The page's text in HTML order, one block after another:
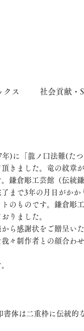
クス 社会貢献・
)に「龍ノ口法難(た
きました。竜の紋章
鎌倉彫工芸館（伝統
まで3年の月日がかか
のものです。鎌倉彫
りました。
ら感謝状をご贈呈い
々制作者との顔合わ
体は二重枠に伝統的